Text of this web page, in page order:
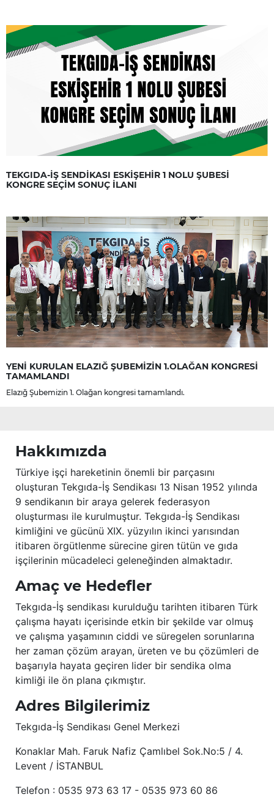
TEKGIDA-İŞ SENDİKASI ESKİŞEHİR 1 NOLU ŞUBESİ
KONGRE SEÇİM SONUÇ İLANI
YENİ KURULAN ELAZIĞ ŞUBEMİZİN 1.OLAĞAN KONGRESİ
TAMAMLANDI
Elazığ Şubemizin 1. Olağan kongresi tamamlandı.
Hakkımızda
Türkiye işçi hareketinin önemli bir parçasını
oluşturan Tekgıda-İş Sendikası 13 Nisan 1952 yılında
9 sendikanın bir araya gelerek federasyon
oluşturması ile kurulmuştur. Tekgıda-İş Sendikası
kimliğini ve gücünü XIX. yüzyılın ikinci yarısından
itibaren örgütlenme sürecine giren tütün ve gıda
işçilerinin mücadeleci geleneğinden almaktadır.
Amaç ve Hedefler
Tekgıda-İş sendikası kurulduğu tarihten itibaren Türk
çalışma hayatı içerisinde etkin bir şekilde var olmuş
ve çalışma yaşamının ciddi ve süregelen sorunlarına
her zaman çözüm arayan, üreten ve bu çözümleri de
başarıyla hayata geçiren lider bir sendika olma
kimliği ile ön plana çıkmıştır.
Adres Bilgilerimiz
Tekgıda-İş Sendikası Genel Merkezi
Konaklar Mah. Faruk Nafiz Çamlıbel Sok.No:5 / 4.
Levent / İSTANBUL
Telefon : 0535 973 63 17 - 0535 973 60 86